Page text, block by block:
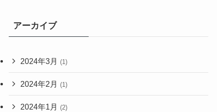
アーカイブ
2024年3月 (1)
2024年2月 (1)
2024年1月 (2)